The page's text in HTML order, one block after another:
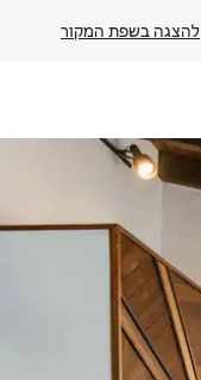
להצגה בשפת המקור